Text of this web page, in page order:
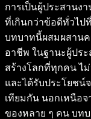
การเป็นผู้ประสานง
ที่เกินกว่าข้อดีทั่วไป
บทบาทนี้ผสมผสานค
อาชีพ ในฐานะผู้ปร
สร้างโลกที่ทุกคน ไ
และได้รับประโยชน์
เทียมกัน นอกเหนือ
ของหลาย ๆ คน บท